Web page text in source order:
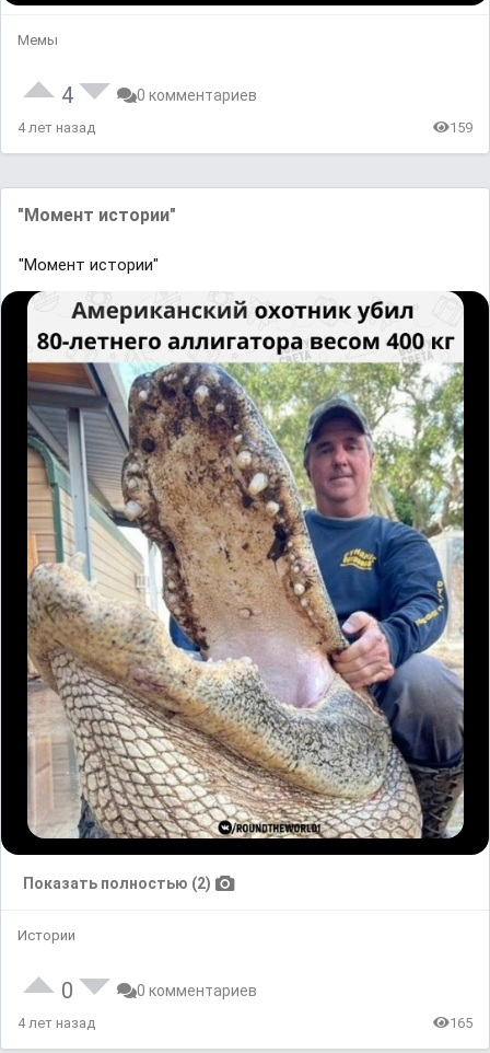
Мемы
4 0 комментариев
4 лет назад 159
"Момент истории"
"Момент истории"
Показать полностью (2)
Истории
0 0 комментариев
4 лет назад 165